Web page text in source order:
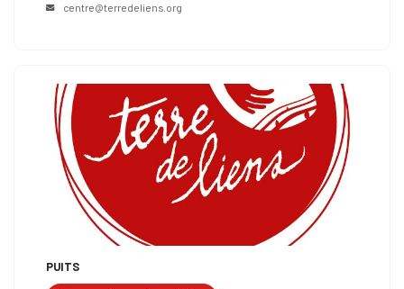
centre@terredeliens.org
PUITS